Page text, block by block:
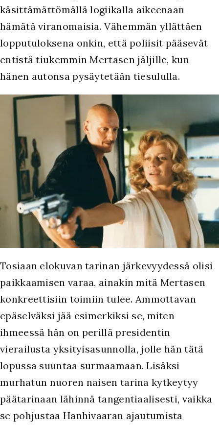
käsittämättömällä logiikalla aikeenaan
hämätä viranomaisia. Vähemmän yllättäen
lopputuloksena onkin, että poliisit pääsevät
entistä tiukemmin Mertasen jäljille, kun
hänen autonsa pysäytetään tiesululla.
Tosiaan elokuvan tarinan järkevyydessä olisi
paikkaamisen varaa, ainakin mitä Mertasen
konkreettisiin toimiin tulee. Ammottavan
epäselväksi jää esimerkiksi se, miten
ihmeessä hän on perillä presidentin
vierailusta yksityisasunnolla, jolle hän tätä
lopussa suuntaa surmaamaan. Lisäksi
murhatun nuoren naisen tarina kytkeytyy
päätarinaan lähinnä tangentiaalisesti, vaikka
se pohjustaa Hanhivaaran ajautumista